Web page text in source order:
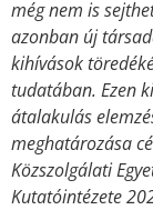
még nem is
azonban új
kihívások
tudatában. Ezen
átalakulás
meghatározása
Közszolgálati
Kutatóintézete